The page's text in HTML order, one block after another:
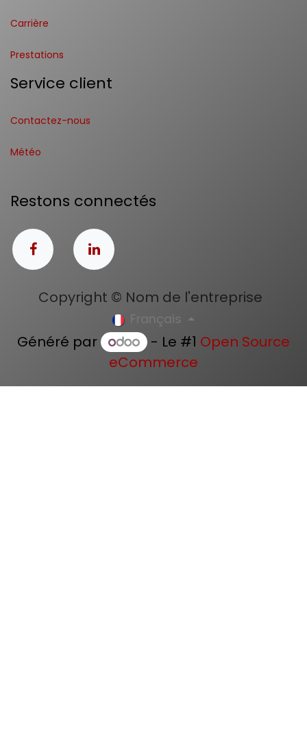
Carrière
Prestations
Service client
Contactez-nous
Météo
Restons connectés
Copyright © Nom de l'entreprise
Français
Généré par - Le #1 Open Source
eCommerce